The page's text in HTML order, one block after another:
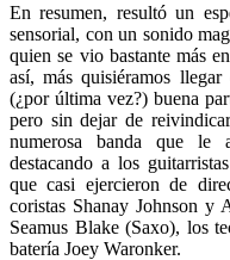
En resumen, resultó un
sensorial, con un sonido
quien se vio bastante más
así, más quisiéramos
(¿por última vez?) buena
pero sin dejar de
numerosa banda que le
destacando a los
que casi ejercieron de
coristas Shanay Johnson y
Seamus Blake (Saxo), los
batería Joey Waronker.